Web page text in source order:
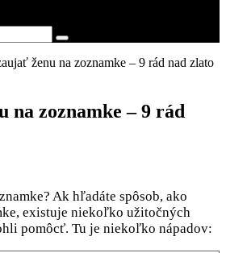
Vyhľadávanie
ženu na zoznamke – 9 rád nad zlato
na zoznamke – 9 rád
Ak hľadáte spôsob, ako
existuje niekoľko užitočných
pomôcť. Tu je niekoľko nápadov: